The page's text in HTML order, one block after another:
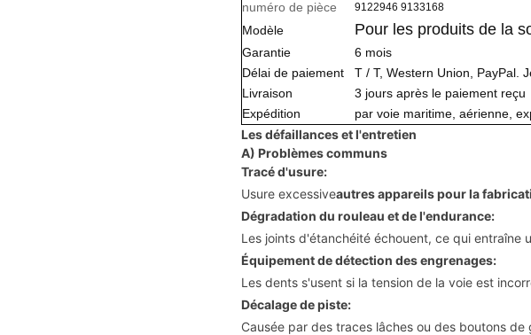
numéro de pièce
9122946 9133168
Modèle Pour les produits de la
Garantie
6 mois
Délai de paiement
T / T, Western Union, PayPal.
Livraison
3 jours après le paiement reçu
Expédition
par voie maritime, aérienne,
Les défaillances et l'entretien
A) Problèmes communs
Tracé d'usure:
Usure excessiveautres appareils pour la
Dégradation du rouleau et de l'endurance:
Les joints d'étanchéité échouent, ce qui entraîne
Équipement de détection des engrenages:
Les dents s'usent si la tension de la voie est
Décalage de piste:
Causée par des traces lâches ou des boutons de